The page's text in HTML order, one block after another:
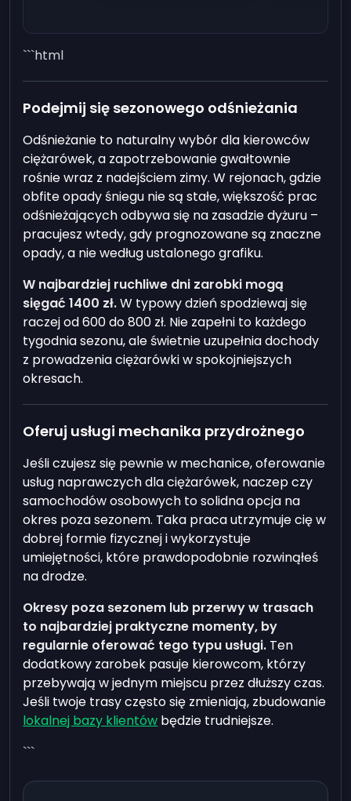
```html
Podejmij się sezonowego odśnieżania
Odśnieżanie to naturalny wybór dla kierowców
ciężarówek, a zapotrzebowanie gwałtownie
rośnie wraz z nadejściem zimy. W rejonach, gdzie
obfite opady śniegu nie są stałe, większość prac
odśnieżających odbywa się na zasadzie dyżuru –
pracujesz wtedy, gdy prognozowane są znaczne
opady, a nie według ustalonego grafiku.
W najbardziej ruchliwe dni zarobki mogą
sięgać 1400 zł.W typowy dzień spodziewaj się
raczej od 600 do 800 zł. Nie zapełni to każdego
tygodnia sezonu, ale świetnie uzupełnia dochody
z prowadzenia ciężarówki w spokojniejszych
okresach.
Oferuj usługi mechanika przydrożnego
Jeśli czujesz się pewnie w mechanice, oferowanie
usług naprawczych dla ciężarówek, naczep czy
samochodów osobowych to solidna opcja na
okres poza sezonem. Taka praca utrzymuje cię w
dobrej formie fizycznej i wykorzystuje
umiejętności, które prawdopodobnie rozwinąłeś
na drodze.
Okresy poza sezonem lub przerwy w trasach
to najbardziej praktyczne momenty, by
regularnie oferować tego typu usługi. Ten
dodatkowy zarobek pasuje kierowcom, którzy
przebywają w jednym miejscu przez dłuższy czas.
Jeśli twoje trasy często się zmieniają, zbudowanie
lokalnej bazy klientów będzie trudniejsze.
```